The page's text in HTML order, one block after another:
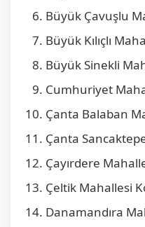
Büyük Çavuşlu
Büyük Kılıçlı
Büyük Sinekli
Cumhuriyet
Çanta Balaban
Çanta
Çayırdere
Çeltik Mahallesi
Danamandıra